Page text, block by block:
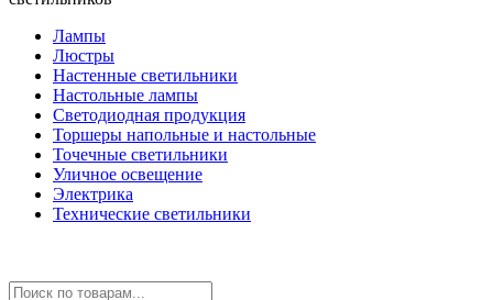
Лампы
Люстры
Настенные светильники
Настольные лампы
Светодиодная продукция
Торшеры напольные и настольные
Точечные светильники
Уличное освещение
Электрика
Технические светильники